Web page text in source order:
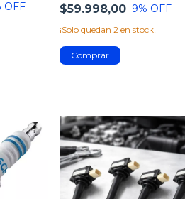
OFF $59.998,00 9% OFF
¡Solo quedan2 en stock!